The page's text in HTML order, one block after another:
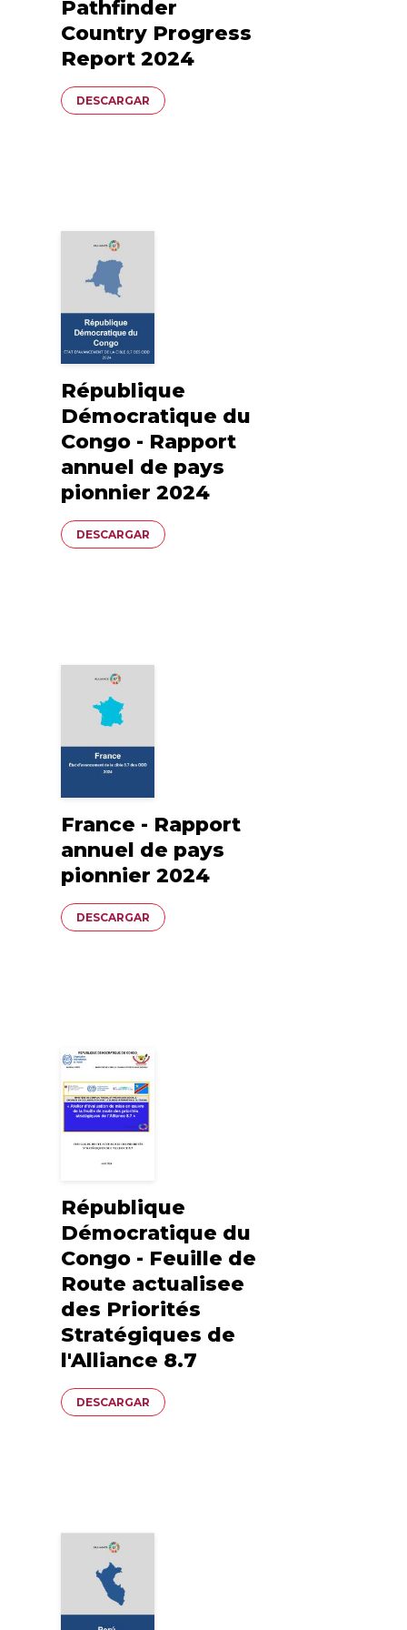
Pathfinder
Country Progress
Report 2024
Documento
DESCARGAR
République
Démocratique du
Congo - Rapport
annuel de pays
pionnier 2024
Documento
DESCARGAR
France - Rapport
annuel de pays
pionnier 2024
Documento
DESCARGAR
République
Démocratique du
Congo - Feuille de
Route actualisee
des Priorités
Stratégiques de
l'Alliance 8.7
Documento
DESCARGAR